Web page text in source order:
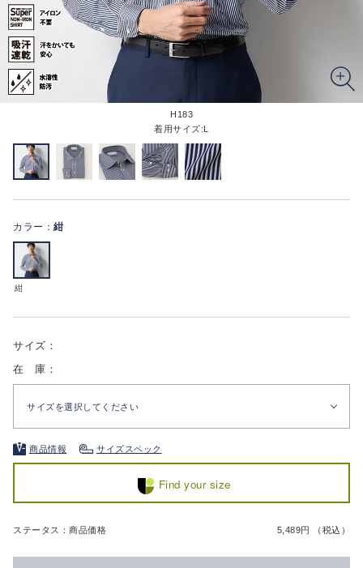
H183
着用サイズ:L
カラー： 紺
紺
サイズ：
在 庫：
サイズを選択してください
商品情報 サイズスペック
Find your size
ステータス：商品価格 5,489円 （税込）